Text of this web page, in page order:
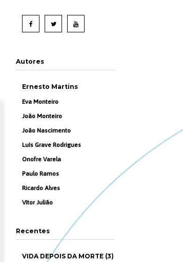
Autores
Ernesto Martins
Eva Monteiro
João Monteiro
João Nascimento
Luís Grave Rodrigues
Onofre Varela
Paulo Ramos
Ricardo Alves
Vítor Julião
Recentes
VIDA DEPOIS DA MORTE (3)